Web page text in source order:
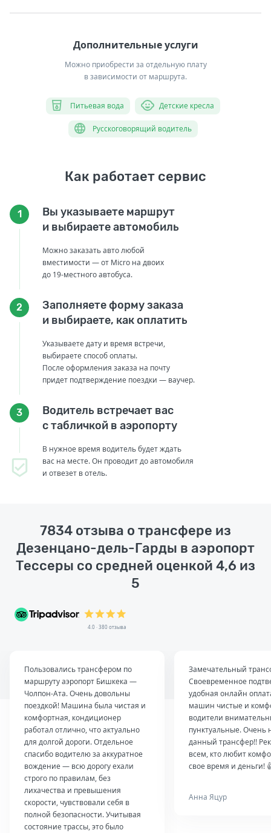
Дополнительные услуги
Можно приобрести за отдельную плату
в зависимости от маршрута.
Питьевая вода Детские кресла
Русскоговорящий водитель
Как работает сервис
1
Вы указываете маршрут
и выбираете автомобиль
Можно заказать авто любой
вместимости — от Micro на двоих
до 19-местного автобуса.
2
Заполняете форму заказа
и выбираете, как оплатить
Указываете дату и время встречи,
выбираете способ оплаты.
После оформления заказа на почту
придет подтверждение поездки — ваучер.
3
Водитель встречает вас
с табличкой в аэропорту
В нужное время водитель будет ждать
вас на месте. Он проводит до автомобиля
и отвезет в отель.
7834 отзыва о трансфере из
Дезенцано-дель-Гарды в аэропорт
Тессеры со средней оценкой 4,6 из
5
4.0 · 380 отзыва
Пользовались трансфером по
маршруту аэропорт Бишкека —
Чолпон-Ата. Очень довольны
поездкой! Машина была чистая и
комфортная, кондиционер
работал отлично, что актуально
для долгой дороги. Отдельное
спасибо водителю за аккуратное
вождение — всю дорогу ехали
строго по правилам, без
лихачества и превышения
скорости, чувствовали себя в
полной безопасности. Учитывая
состояние трассы, это было
Замечательный
Своевременное
удобная онлайн
машин чистые и
водители
пунктуальные. Очень
данный трансфер!!
всем, кто любит
свое время и деньги!
Анна Яцур